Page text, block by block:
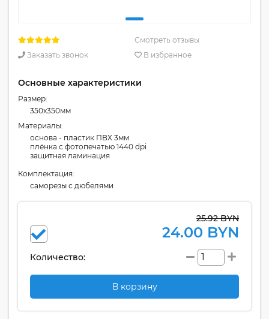
Смотреть отзывы
Заказать звонок
В избранное
Основные характеристики
Размер:
350x350мм
Материалы:
основа - пластик ПВХ 3мм
плёнка с фотопечатью 1440 dpi
защитная ламинация
Комплектация:
cаморезы с дюбелями
25.92 BYN
24.00 BYN
Количество:
В корзину